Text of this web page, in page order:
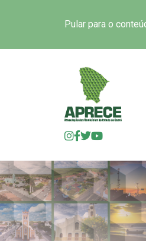
Pular para o